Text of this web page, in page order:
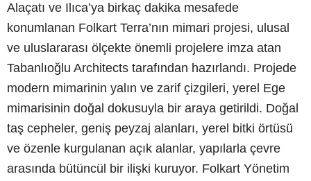
Alaçatı ve Ilıca’ya birkaç dakika mesafede
konumlanan Folkart Terra’nın mimari projesi, ulusal
ve uluslararası ölçekte önemli projelere imza atan
Tabanlıoğlu Architects tarafından hazırlandı. Projede
modern mimarinin yalın ve zarif çizgileri, yerel Ege
mimarisinin doğal dokusuyla bir araya getirildi. Doğal
taş cepheler, geniş peyzaj alanları, yerel bitki örtüsü
ve özenle kurgulanan açık alanlar, yapılarla çevre
arasında bütüncül bir ilişki kuruyor. Folkart Yönetim